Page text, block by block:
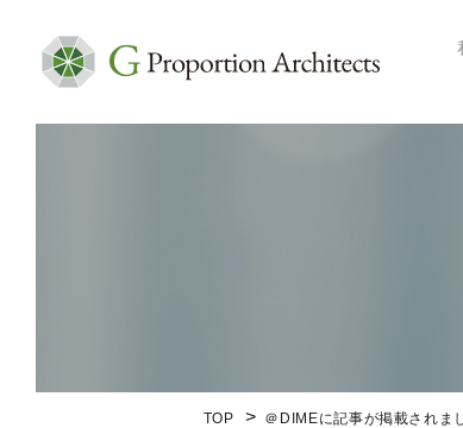
代
TOP ＠DIMEに記事が掲載されま